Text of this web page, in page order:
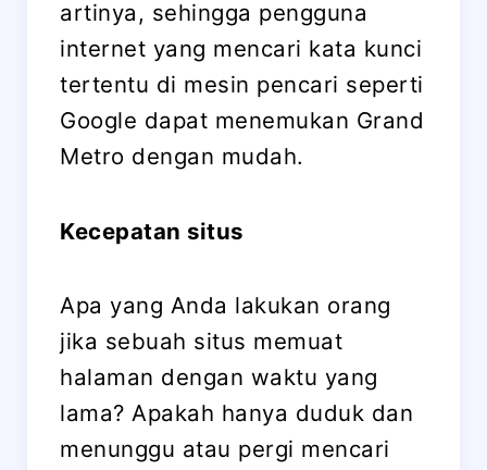
artinya, sehingga pengguna
internet yang mencari kata kunci
tertentu di mesin pencari seperti
Google dapat menemukan Grand
Metro dengan mudah.
Kecepatan situs
Apa yang Anda lakukan orang
jika sebuah situs memuat
halaman dengan waktu yang
lama? Apakah hanya duduk dan
menunggu atau pergi mencari